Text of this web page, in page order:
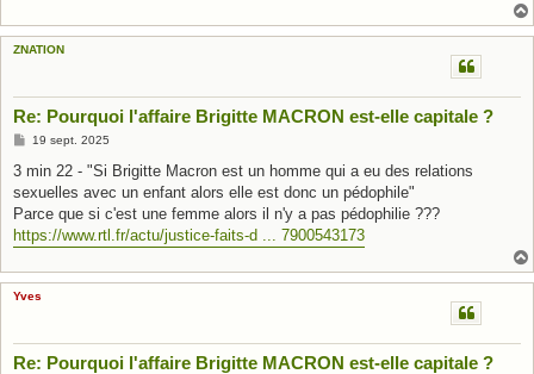
ZNATION
Re: Pourquoi l'affaire Brigitte MACRON est-elle capitale ?
M
s
a
g
19 sept. 2025
3 min 22 - "Si Brigitte Macron est un homme qui a eu des relations
sexuelles avec un enfant alors elle est donc un pédophile"
Parce que si c'est une femme alors il n'y a pas pédophilie ???
https://www.rtl.fr/actu/justice-faits-d ... 7900543173
Yves
Re: Pourquoi l'affaire Brigitte MACRON est-elle capitale ?